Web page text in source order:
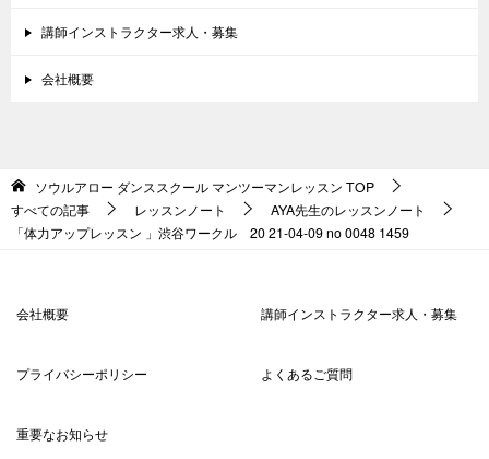
講師インストラクター求人・募集
会社概要
ソウルアロー ダンススクール マンツーマンレッスン TOP
すべての記事
レッスンノート
AYA先生のレッスンノート
「体力アップレッスン 」渋谷ワークル 20 21-04-09 no 0048 1459
会社概要 講師インストラクター求人・募集
プライバシーポリシー よくあるご質問
重要なお知らせ